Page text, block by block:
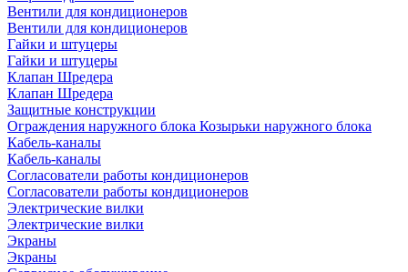
Вентили для кондиционеров
Вентили для кондиционеров
Гайки и штуцеры
Гайки и штуцеры
Клапан Шредера
Клапан Шредера
Защитные конструкции
Ограждения наружного блока Козырьки наружного блока
Кабель-каналы
Кабель-каналы
Согласователи работы кондиционеров
Согласователи работы кондиционеров
Электрические вилки
Электрические вилки
Экраны
Экраны